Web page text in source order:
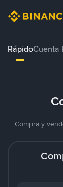
RápidoCuenta
Compra y